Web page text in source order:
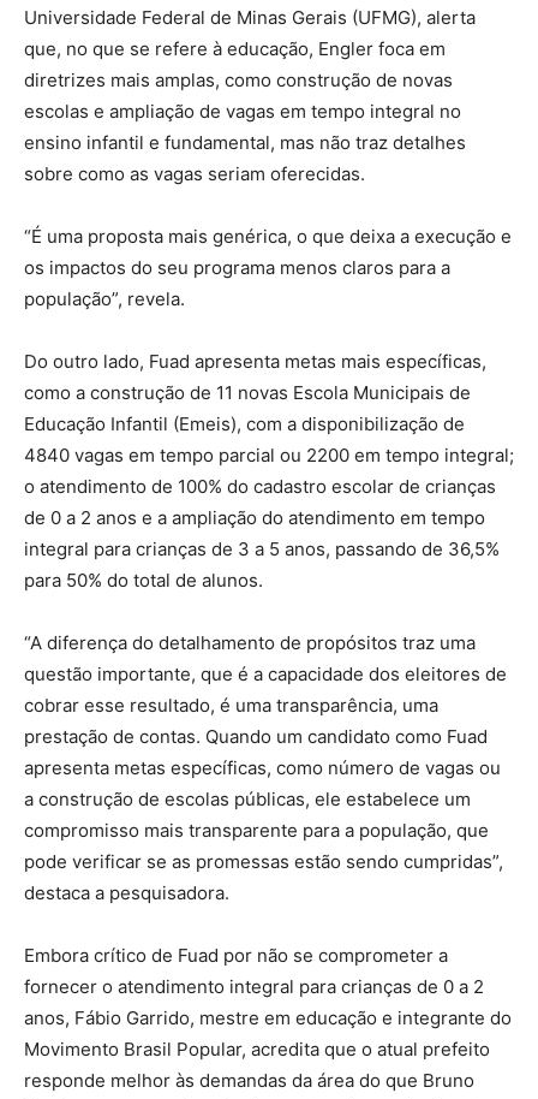
Universidade Federal de Minas Gerais (UFMG), alerta
que, no que se refere à educação, Engler foca em
diretrizes mais amplas, como construção de novas
escolas e ampliação de vagas em tempo integral no
ensino infantil e fundamental, mas não traz detalhes
sobre como as vagas seriam oferecidas.
“É uma proposta mais genérica, o que deixa a execução e
os impactos do seu programa menos claros para a
população”, revela.
Do outro lado, Fuad apresenta metas mais específicas,
como a construção de 11 novas Escola Municipais de
Educação Infantil (Emeis), com a disponibilização de
4840 vagas em tempo parcial ou 2200 em tempo integral;
o atendimento de 100% do cadastro escolar de crianças
de 0 a 2 anos e a ampliação do atendimento em tempo
integral para crianças de 3 a 5 anos, passando de 36,5%
para 50% do total de alunos.
“A diferença do detalhamento de propósitos traz uma
questão importante, que é a capacidade dos eleitores de
cobrar esse resultado, é uma transparência, uma
prestação de contas. Quando um candidato como Fuad
apresenta metas específicas, como número de vagas ou
a construção de escolas públicas, ele estabelece um
compromisso mais transparente para a população, que
pode verificar se as promessas estão sendo cumpridas”,
destaca a pesquisadora.
Embora crítico de Fuad por não se comprometer a
fornecer o atendimento integral para crianças de 0 a 2
anos, Fábio Garrido, mestre em educação e integrante do
Movimento Brasil Popular, acredita que o atual prefeito
responde melhor às demandas da área do que Bruno